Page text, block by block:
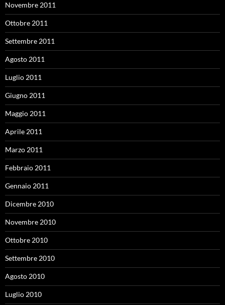
Novembre 2011
Ottobre 2011
Settembre 2011
Agosto 2011
Luglio 2011
Giugno 2011
Maggio 2011
Aprile 2011
Marzo 2011
Febbraio 2011
Gennaio 2011
Dicembre 2010
Novembre 2010
Ottobre 2010
Settembre 2010
Agosto 2010
Luglio 2010